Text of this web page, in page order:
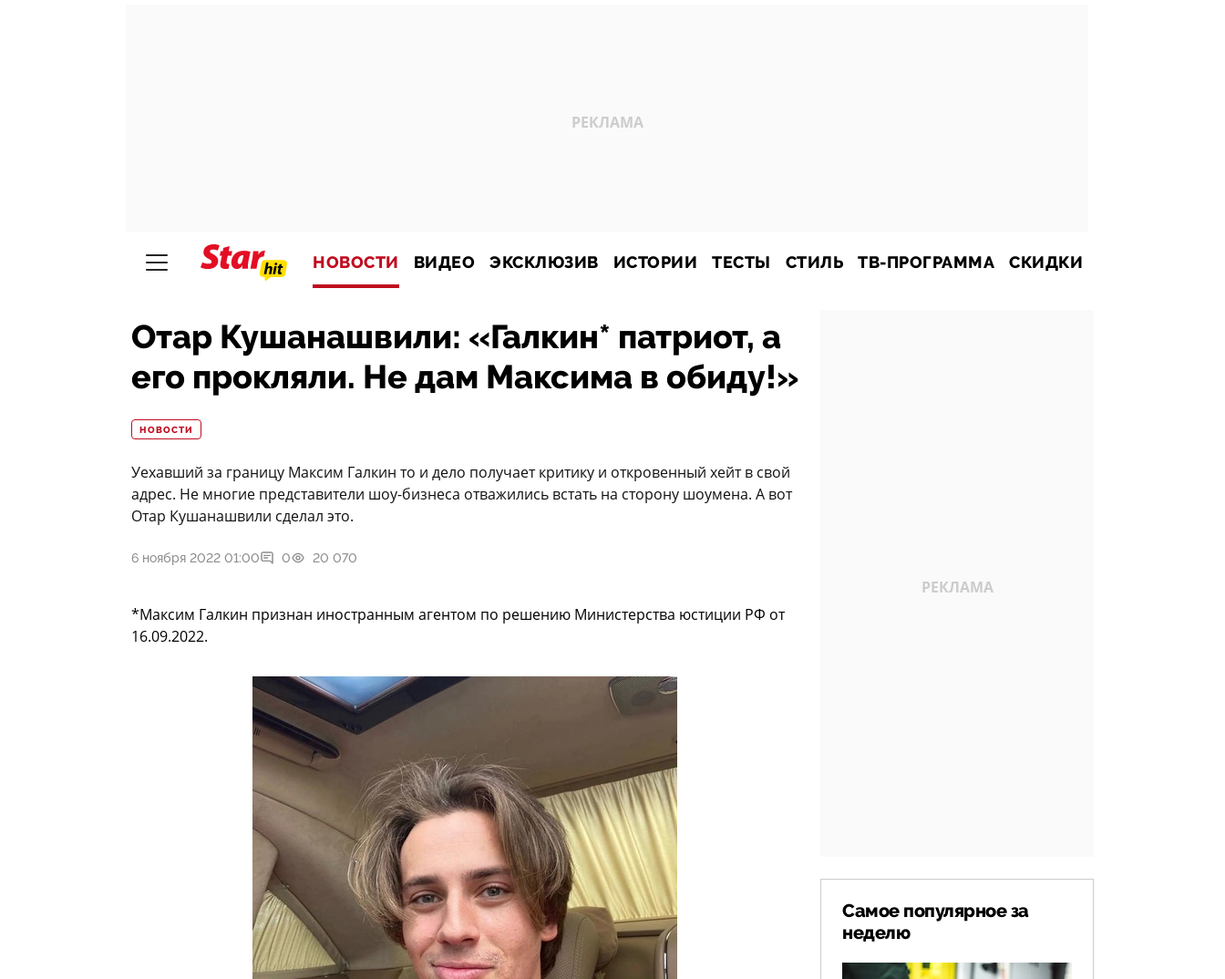
НОВОСТИ ВИДЕО ЭКСКЛЮЗИВ ИСТОРИИ ТЕСТЫ СТИЛЬ ТВ-ПРОГРАММА СКИДКИ
Отар Кушанашвили: «Галкин* патриот, а
его прокляли. Не дам Максима в обиду!»
НОВОСТИ
Уехавший за границу Максим Галкин то и дело получает критику и откровенный хейт в свой
адрес. Не многие представители шоу-бизнеса отважились встать на сторону шоумена. А вот
Отар Кушанашвили сделал это.
6 ноября 2022 01:00 0 20 070
*Максим Галкин признан иностранным агентом по решению Министерства юстиции РФ от
16.09.2022.
Самое популярное за
неделю